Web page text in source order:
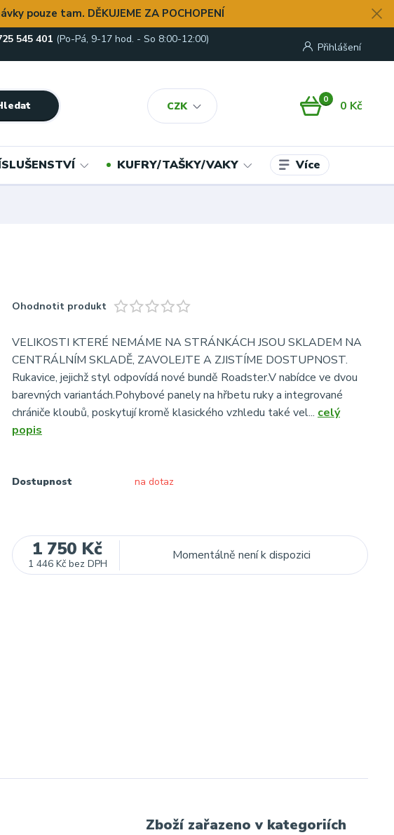
pouze tam. DĚKUJEME ZA POCHOPENÍ
CZK
Přihlášení
545 401 (Po-Pá, 9-17 hod. - So 8:00-12:00)
0 0 Kč
KUFRY/TAŠKY/VAKY Více
Ohodnotit produkt
VELIKOSTI KTERÉ NEMÁME NA STRÁNKÁCH JSOU SKLADEM NA
CENTRÁLNÍM SKLADĚ, ZAVOLEJTE A ZJISTÍME DOSTUPNOST.
Rukavice, jejichž styl odpovídá nové bundě Roadster.V nabídce ve dvou
barevných variantách.Pohybové panely na hřbetu ruky a integrované
chrániče kloubů, poskytují kromě klasického vzhledu také vel... celý
popis
Dostupnost na dotaz
1 750 Kč
1 446 Kč bez DPH
Momentálně není k dispozici
Zboží zařazeno v kategoriích